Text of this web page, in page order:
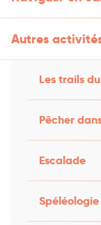
Autres
Les trails
Pêcher
Escalade
Spéléologie